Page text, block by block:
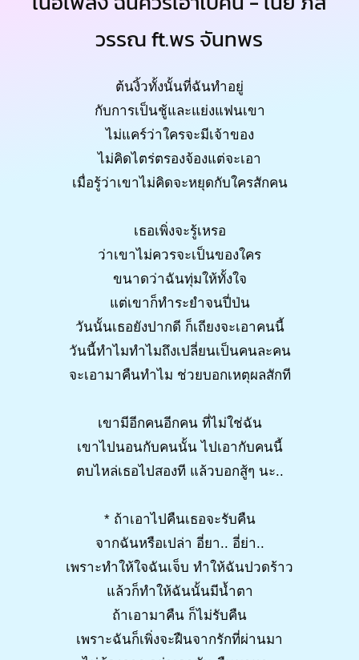
วรรณ ft.พร จันทพร
ต้นงิ้วทั้งนั้นที่ฉันทำอยู่
กับการเป็นชู้และแย่งแฟนเขา
ไม่แคร์ว่าใครจะมีเจ้าของ
ไม่คิดไตร่ตรองจ้องแต่จะเอา
เมื่อรู้ว่าเขาไม่คิดจะหยุดกับใครสักคน
เธอเพิ่งจะรู้เหรอ
ว่าเขาไม่ควรจะเป็นของใคร
ขนาดว่าฉันทุ่มให้ทั้งใจ
แต่เขาก็ทำระยำจนปี่ป่น
วันนั้นเธอยังปากดี ก็เถียงจะเอาคนนี้
วันนี้ทำไมทำไมถึงเปลี่ยนเป็นคนละคน
จะเอามาคืนทำไม ช่วยบอกเหตุผลสักที
เขามีอีกคนอีกคน ที่ไม่ใช่ฉัน
เขาไปนอนกับคนนั้น ไปเอากับคนนี้
ตบไหล่เธอไปสองที แล้วบอกสู้ๆ นะ..
* ถ้าเอาไปคืนเธอจะรับคืน
จากฉันหรือเปล่า อี่ยา.. อี่ย่า..
เพราะทำให้ใจฉันเจ็บ ทำให้ฉันปวดร้าว
แล้วก็ทำให้ฉันนั้นมีน้ำตา
ถ้าเอามาคืน ก็ไม่รับคืน
เพราะฉันก็เพิ่งจะฝืนจากรักที่ผ่านมา